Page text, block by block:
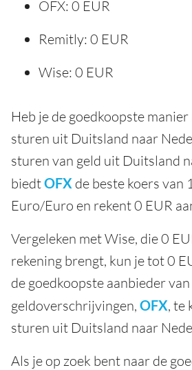
OFX: 0 EUR
Remitly: 0 EUR
Wise: 0 EUR
Heb je de goedkoopste
sturen uit Duitsland naar
sturen van geld uit Duitsland
biedtOFX de beste koers van
Euro/Euro en rekent 0 EUR
Vergeleken met Wise, die 0
rekening brengt, kun je tot 0
de goedkoopste aanbieder van
geldoverschrijvingen, OFX, te
sturen uit Duitsland naar
Als je op zoek bent naar de